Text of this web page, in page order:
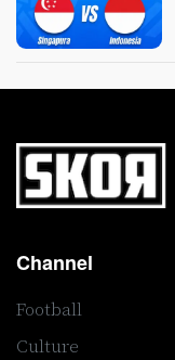
Channel
Football
Culture